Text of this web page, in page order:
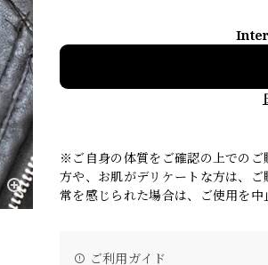
※ご自身の体質をご確認の上でのご
方や、お肌がデリケートな方は、
常を感じられた場合は、ご使用を中
ご利用ガイド